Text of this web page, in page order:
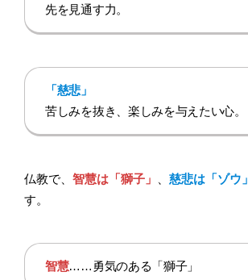
先を見通す力。
「慈悲」
苦しみを抜き、楽しみを与えたい心。
仏教で、 智慧は「獅子」 慈悲は「ゾウ」
す。
智慧……勇気のある「獅子」